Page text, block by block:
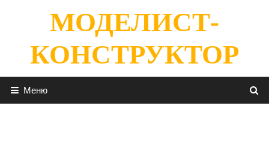
содержимомуМОДЕЛИСТ-
КОНСТРУКТОР
Меню